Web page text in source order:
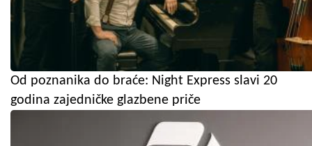
Od poznanika do braće: Night Express slavi 20
godina zajedničke glazbene priče